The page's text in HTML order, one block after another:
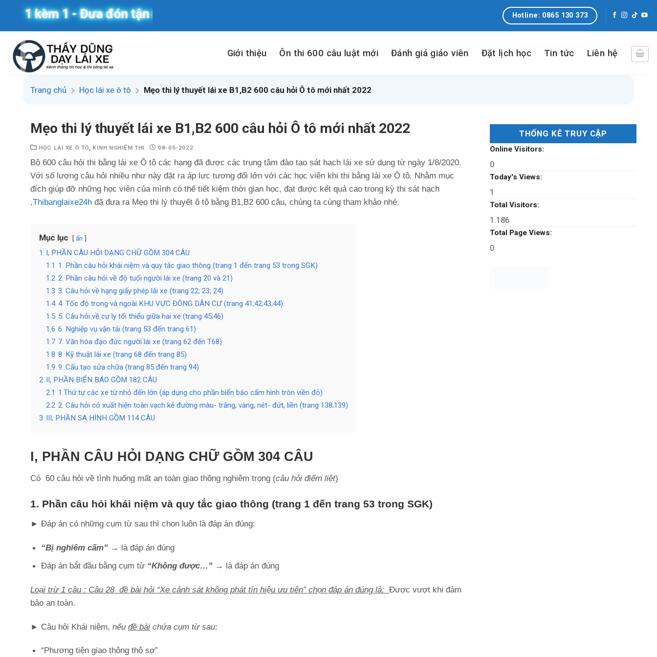
content
1 kèm 1 - Đưa đón tận nơi Hotline: 0865 130 373
Giới thiệu Ôn thi 600 câu luật mới Đánh giá giáo viên Đặt lịch học Tin tức Liên hệ
Trang chủ Học lái xe ô tô Mẹo thi lý thuyết lái xe B1,B2 600 câu hỏi Ô tô mới nhất 2022
Mẹo thi lý thuyết lái xe B1,B2 600 câu hỏi Ô tô mới nhất 2022
HỌC LÁI XE Ô TÔ, KINH NGHIỆM THI 08-05-2022
Bộ 600 câu hỏi thi bằng lái xe Ô tô các hạng đã được các trung tâm đào tạo sát hạch lái xe sử dụng từ ngày 1/8/2020.
Với số lượng câu hỏi nhiều như này đặt ra áp lực tương đối lớn với các học viên khi thi bằng lái xe Ô tô. Nhằm mục
đích giúp đỡ những học viên của mình có thể tiết kiệm thời gian học, đạt được kết quả cao trong kỳ thi sát hạch
,Thibanglaixe24h đã đưa ra Mẹo thi lý thuyết ô tô bằng B1,B2 600 câu, chúng ta cùng tham khảo nhé.
Mục lục ẩn
1
I, PHẦN CÂU HỎI DẠNG CHỮ GỒM 304 CÂU
1.1 1. Phần câu hỏi khái niệm và quy tắc giao thông (trang 1 đến trang 53 trong SGK)
1.2 2. Phần câu hỏi về độ tuổi người lái xe (trang 20 và 21)
1.3 3. Câu hỏi về hạng giấy phép lái xe (trang 22; 23; 24)
1.4 4. Tốc độ trong và ngoài KHU VỰC ĐÔNG DÂN CƯ (trang 41;42;43;44).
1.5 5. Câu hỏi về cự ly tối thiểu giữa hai xe (trang 45;46)
1.6 6. Nghiệp vụ vận tải (trang 53 đến trang 61)
1.7 7. Văn hóa đạo đức người lái xe (trang 62 đến T68)
1.8 8. Kỹ thuật lái xe (trang 68 đến trang 85)
1.9 9. Cấu tạo sửa chữa (trang 85 đến trang 94)
2
II, PHẦN BIỂN BÁO GỒM 182 CÂU
2.1 1.Thứ tự các xe từ nhỏ đến lớn (áp dụng cho phần biển báo cấm hình tròn viền đỏ)
2.2 2. Câu hỏi có xuất hiện toàn vạch kẻ đường màu- trắng, vàng, nét- đứt, liền (trang 138;139)
3
III, PHẦN SA HÌNH GỒM 114 CÂU
I, PHẦN CÂU HỎI DẠNG CHỮ GỒM 304 CÂU
Có 60 câu hỏi về tình huống mất an toàn giao thông nghiêm trọng (câu hỏi điểm liệt)
1. Phần câu hỏi khái niệm và quy tắc giao thông (trang 1 đến trang 53 trong SGK)
► Đáp án có những cụm từ sau thì chọn luôn là đáp án đúng:
“Bị nghiêm cấm” → là đáp án đúng
Đáp án bắt đầu bằng cụm từ “Không được…” → là đáp án đúng
Loại trừ 1 câu : Câu 28 đề bài hỏi “Xe cảnh sát không phát tín hiệu ưu tiên” chọn đáp án đúng là: Được vượt khi đảm
bảo an toàn.
► Câu hỏi Khái niệm, nếu đề bài chứa cụm từ sau:
“Phương tiện giao thông thô sơ”
THỐNG KÊ TRUY CẬP
Online Visitors:
0
Today's Views:
1
Total Visitors:
1.186
Total Page Views:
0